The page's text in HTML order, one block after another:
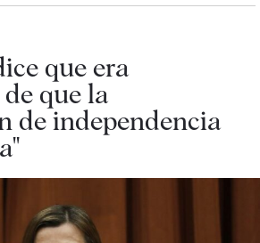
que era
que la
de independencia